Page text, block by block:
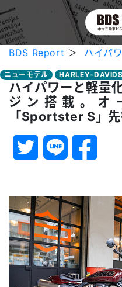
BDS Report ＞ ハイパワーと軽量化を
ニューモデル HARLEY-
ハイパワーと軽量
ジン搭載。オ
「Sportster S」